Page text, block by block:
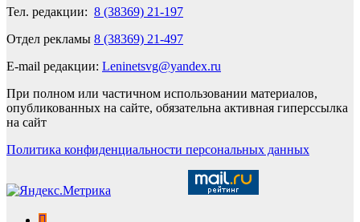
Тел. редакции: 8 (38369) 21-197
Отдел рекламы 8 (38369) 21-497
E-mail редакции: Leninetsvg@yandex.ru
При полном или частичном использовании материалов,
опубликованных на сайте, обязательна активная гиперссылка
на сайт
Политика конфиденциальности персональных данных